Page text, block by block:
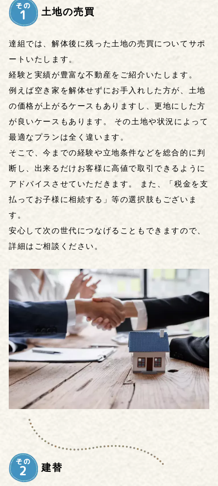
その
1 土地の売買
達組では、解体後に残った土地の売買についてサポ
ートいたします。
経験と実績が豊富な不動産をご紹介いたします。
例えば空き家を解体せずにお手入れした方が、土地
の価格が上がるケースもありますし、更地にした方
が良いケースもあります。 その土地や状況によって
最適なプランは全く違います。
そこで、今までの経験や立地条件などを総合的に判
断し、出来るだけお客様に高値で取引できるように
アドバイスさせていただきます。 また、「税金を支
払ってお子様に相続する」等の選択肢もございま
す。
安心して次の世代につなげることもできますので、
詳細はご相談ください。
その
2 建替